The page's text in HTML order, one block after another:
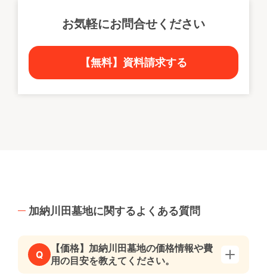
お気軽にお問合せください
【無料】資料請求する
加納川田墓地に関するよくある質問
Q
【価格】加納川田墓地の価格情報や費
用の目安を教えてください。